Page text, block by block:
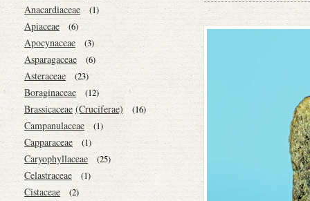
Anacardiaceae (1)
Apiaceae (6)
Apocynaceae (3)
Asparagaceae (6)
Asteraceae (23)
Boraginaceae (12)
Brassicaceae (Cruciferae) (16)
Campanulaceae (1)
Capparaceae (1)
Caryophyllaceae (25)
Celastraceae (1)
Cistaceae (2)